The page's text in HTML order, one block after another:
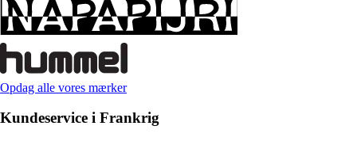
Opdag alle vores mærker
Kundeservice i Frankrig